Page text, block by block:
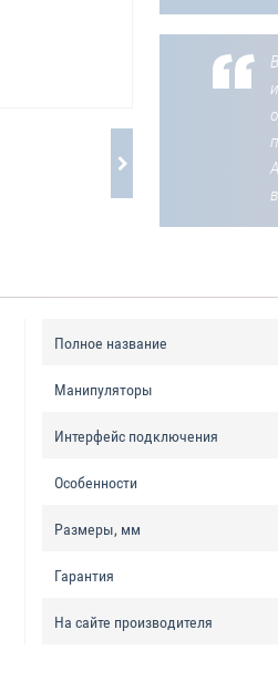
Полное название
Манипуляторы
Интерфейс подключения
Особенности
Размеры, мм
Гарантия
На сайте производителя